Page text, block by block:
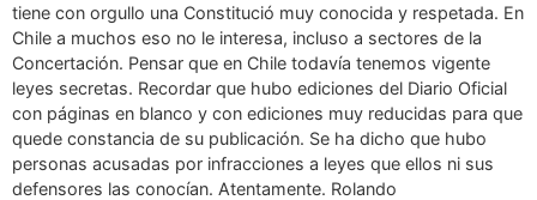
tiene con orgullo una Constitució muy conocida y respetada. En
Chile a muchos eso no le interesa, incluso a sectores de la
Concertación. Pensar que en Chile todavía tenemos vigente
leyes secretas. Recordar que hubo ediciones del Diario Oficial
con páginas en blanco y con ediciones muy reducidas para que
quede constancia de su publicación. Se ha dicho que hubo
personas acusadas por infracciones a leyes que ellos ni sus
defensores las conocían. Atentamente. Rolando